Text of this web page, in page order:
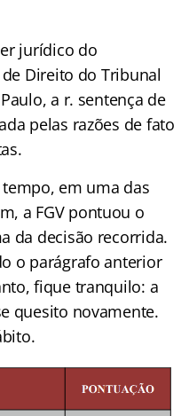
jurídico do
Direito do Tribunal
a r. sentença de
pelas razões de fato
tempo, em uma das
a FGV pontuou o
da decisão recorrida.
o parágrafo anterior
fique tranquilo: a
quesito novamente.